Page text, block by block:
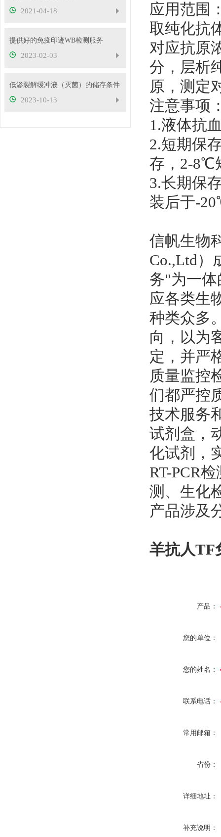
2021-04-18
提供好的免疫印迹WB检测服务
2023-02-03
低渗裂解缓冲液（灭菌）的储存条件
2023-10-13
应用范围
取纯化抗
对应抗原
分，层析
原，测定
注意事项
1.液体抗
2.短期保
存，2-8℃
3.长期保
装后于-
信帆生物
Co.,Ltd）
务"为一
应各类生
种类众多
向，以为
定，并严
质量监控
们都严控
技术服务
试剂盒，
化试剂，
RT-PCR
测、生化
产品涉及
羊抗人TF
产品：
您的单位：
您的姓名：
联系电话：
常用邮箱：
省份：
详细地址：
补充说明：